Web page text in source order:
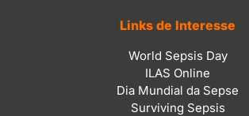
Links de Interesse
World Sepsis Day
ILAS Online
Dia Mundial da Sepse
Surviving Sepsis